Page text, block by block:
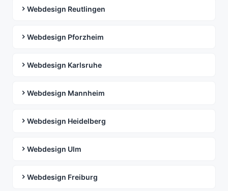
Webdesign Reutlingen
Webdesign Pforzheim
Webdesign Karlsruhe
Webdesign Mannheim
Webdesign Heidelberg
Webdesign Ulm
Webdesign Freiburg